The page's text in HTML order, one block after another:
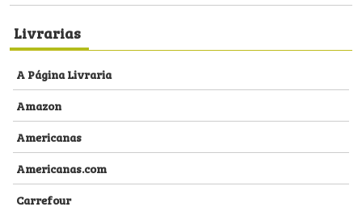
Livrarias
A Página Livraria
Amazon
Americanas
Americanas.com
Carrefour